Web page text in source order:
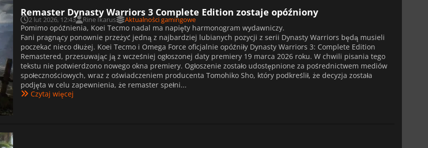
Remaster Dynasty Warriors 3 Complete Edition zostaje opóźniony
2 lut 2026, 12:43 Rine Ikarus Aktualności gamingowe
Pomimo opóźnienia, Koei Tecmo nadal ma napięty harmonogram wydawniczy.
Fani pragnący ponownie przeżyć jedną z najbardziej lubianych pozycji z serii Dynasty Warriors będą musieli
poczekać nieco dłużej. Koei Tecmo i Omega Force oficjalnie opóźniły Dynasty Warriors 3: Complete Edition
Remastered, przesuwając ją z wcześniej ogłoszonej daty premiery 19 marca 2026 roku. W chwili pisania tego
tekstu nie potwierdzono nowego okna premiery. Ogłoszenie zostało udostępnione za pośrednictwem mediów
społecznościowych, wraz z oświadczeniem producenta Tomohiko Sho, który podkreślił, że decyzja została
podjęta w celu zapewnienia, że remaster spełni...
Czytaj więcej